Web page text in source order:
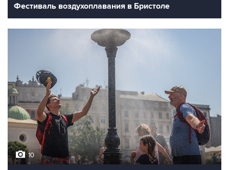
Фестиваль воздухоплавания в Бристоле
10